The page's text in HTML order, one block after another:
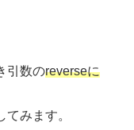
引数のreverseに
みます。